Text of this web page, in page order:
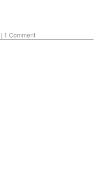
| 1 Comment